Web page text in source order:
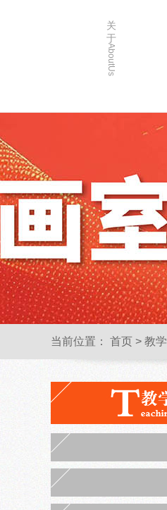
关
于
AboutUs
创始人介绍
当前位置： 首页 > 教学